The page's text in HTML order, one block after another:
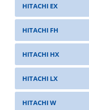
HITACHI EX
HITACHI FH
HITACHI HX
HITACHI LX
HITACHI W